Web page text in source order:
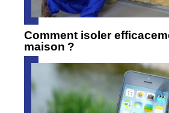
Comment isoler
maison ?